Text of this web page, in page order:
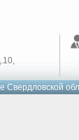
Свердловской